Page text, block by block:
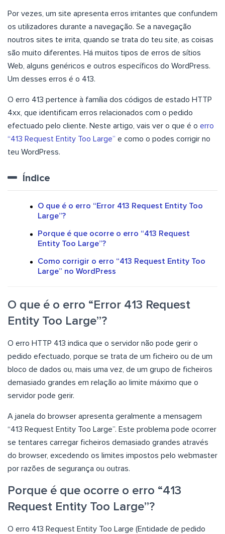
Por vezes, um site apresenta erros irritantes que confundem
os utilizadores durante a navegação. Se a navegação
noutros sites te irrita, quando se trata do teu site, as coisas
são muito diferentes. Há muitos tipos de erros de sítios
Web, alguns genéricos e outros específicos do WordPress.
Um desses erros é o 413.
O erro 413 pertence à família dos códigos de estado HTTP
4xx, que identificam erros relacionados com o pedido
efectuado pelo cliente. Neste artigo, vais ver o que é o erro
“413 Request Entity Too Large” e como o podes corrigir no
teu WordPress.
Índice
O que é o erro “Error 413 Request Entity Too
Large”?
Porque é que ocorre o erro “413 Request
Entity Too Large”?
Como corrigir o erro “413 Request Entity Too
Large” no WordPress
O que é o erro “Error 413 Request
Entity Too Large”?
O erro HTTP 413 indica que o servidor não pode gerir o
pedido efectuado, porque se trata de um ficheiro ou de um
bloco de dados ou, mais uma vez, de um grupo de ficheiros
demasiado grandes em relação ao limite máximo que o
servidor pode gerir.
A janela do browser apresenta geralmente a mensagem
“413 Request Entity Too Large”. Este problema pode ocorrer
se tentares carregar ficheiros demasiado grandes através
do browser, excedendo os limites impostos pelo webmaster
por razões de segurança ou outras.
Porque é que ocorre o erro “413
Request Entity Too Large”?
O erro 413 Request Entity Too Large (Entidade de pedido